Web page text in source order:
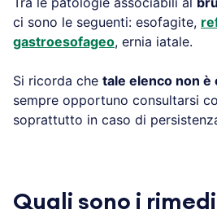
ci sono le seguenti: esofagite,
gastroesofageo, ernia iatale.
Si ricorda che tale elenco non è
sempre opportuno consultarsi
soprattutto in caso di
Quali sono i